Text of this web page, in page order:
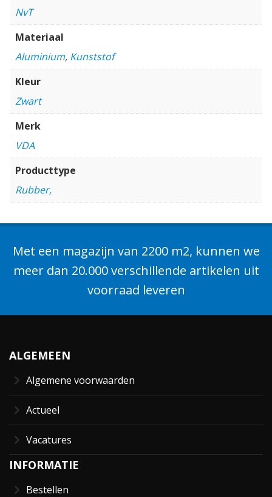
NvT
Materiaal
Aluminium, Kunststof
Kleur
Zwart
Merk
VDA
Producttype
Rubber,
Met een magazijn van 2200 m2, kunnen we
meer dan 20.000 verschillende artikelen uit
voorraad leveren
ALGEMEEN
Algemene voorwaarden
Actueel
Vacatures
INFORMATIE
Bestellen